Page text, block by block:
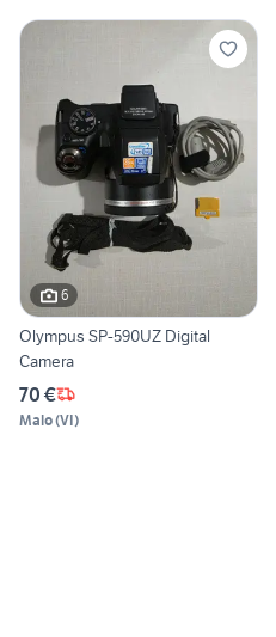
6
Olympus SP-590UZ Digital
Camera
70 €
Malo(VI)